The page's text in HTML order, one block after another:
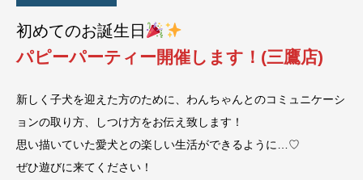
初めてのお誕生日
パピーパーティー開催します！(三鷹店)
新しく子犬を迎えた方のために、わんちゃんとのコミュニケーシ
ョンの取り方、しつけ方をお伝え致します！
思い描いていた愛犬との楽しい生活ができるように…♡
ぜひ遊びに来てください！